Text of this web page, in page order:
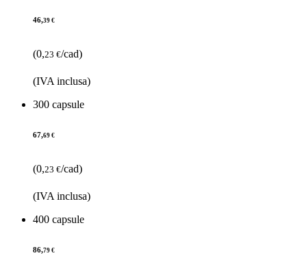
46,39 €
(0,23 €/cad)
(IVA inclusa)
300 capsule
67,69 €
(0,23 €/cad)
(IVA inclusa)
400 capsule
86,79 €